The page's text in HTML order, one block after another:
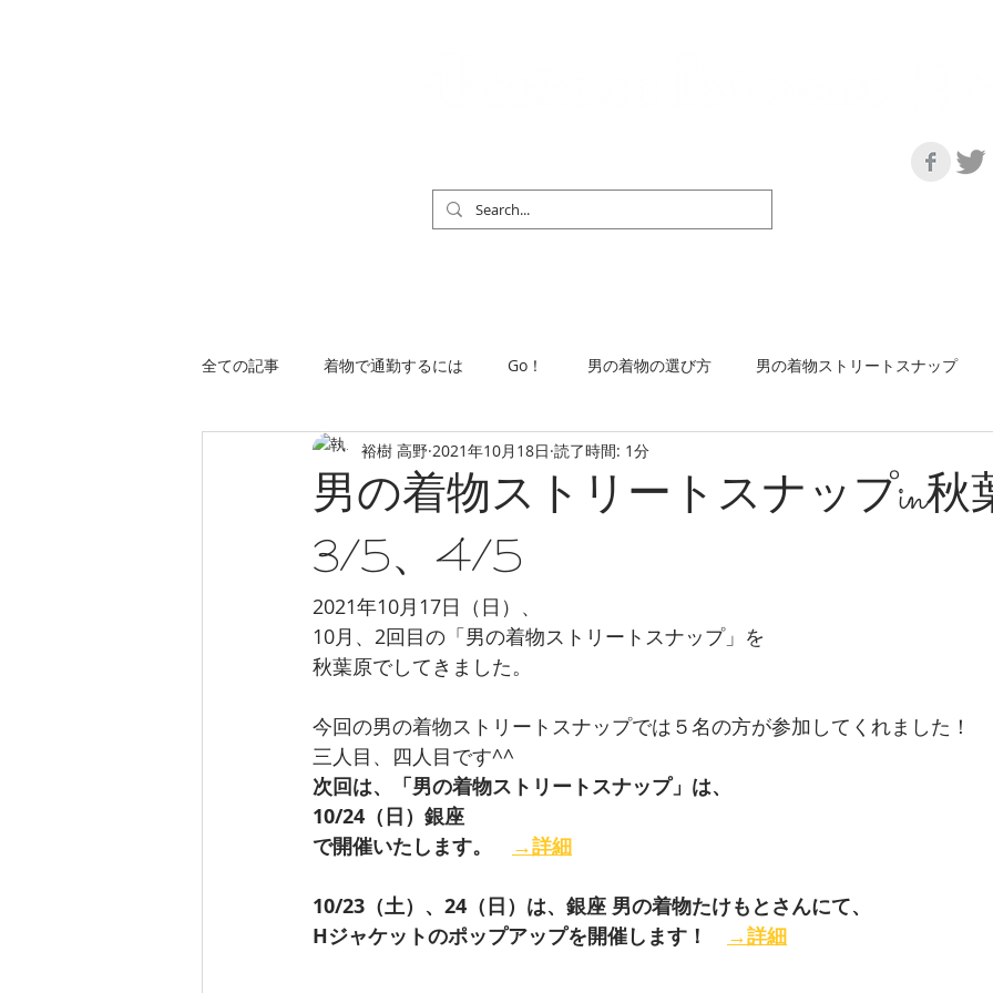
全ての記事 着物で通勤するには Go！ 男の着物の選び方 男の着物ストリートスナップ
男の着物ストリートスナップin
3/5、4/5
裕樹 高野 2021年10月18日 読了時間: 1分
2021年10月17日（日）、
10月、2回目の「男の着物ストリートスナップ」を
秋葉原でしてきました。
今回の男の着物ストリートスナップでは５名の方が参加してくれました！
三人目、四人目です^^
次回は、「男の着物ストリートスナップ」は、
10/24（日）銀座
で開催いたします。
→詳細
10/23（土）、24（日）は、銀座 男の着物たけもとさんにて、
Hジャケットのポップアップを開催します！
→詳細